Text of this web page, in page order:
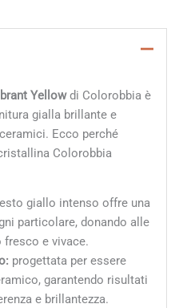
Yellowdi Colorobbia è
gialla brillante e
Ecco perché
Colorobbia
giallo intenso offre una
particolare, donando alle
fresco e vivace.
progettata per essere
garantendo risultati
e brillantezza.